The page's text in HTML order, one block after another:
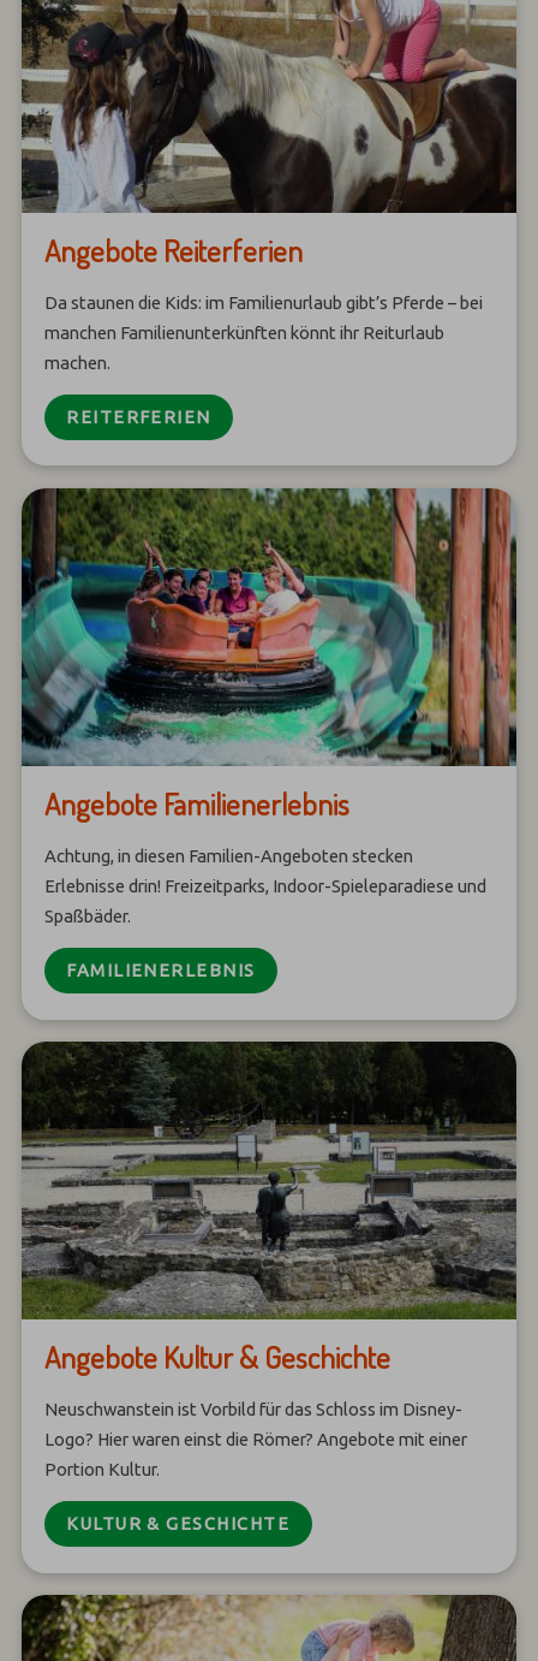
Angebote Reiterferien
Da staunen die Kids: im Familienurlaub gibt’s Pferde – bei
manchen Familienunterkünften könnt ihr Reiturlaub
machen.
REITERFERIEN
Angebote Familienerlebnis
Achtung, in diesen Familien-Angeboten stecken
Erlebnisse drin! Freizeitparks, Indoor-Spieleparadiese und
Spaßbäder.
FAMILIENERLEBNIS
Angebote Kultur & Geschichte
Neuschwanstein ist Vorbild für das Schloss im Disney-
Logo? Hier waren einst die Römer? Angebote mit einer
Portion Kultur.
KULTUR & GESCHICHTE